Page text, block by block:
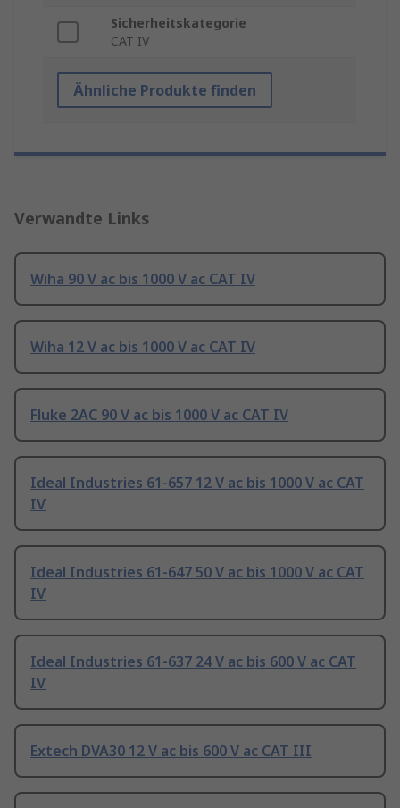
Sicherheitskategorie
CAT IV
Ähnliche Produkte finden
Verwandte Links
Wiha 90 V ac bis 1000 V ac CAT IV
Wiha 12 V ac bis 1000 V ac CAT IV
Fluke 2AC 90 V ac bis 1000 V ac CAT IV
Ideal Industries 61-657 12 V ac bis 1000 V ac CAT
IV
Ideal Industries 61-647 50 V ac bis 1000 V ac CAT
IV
Ideal Industries 61-637 24 V ac bis 600 V ac CAT
IV
Extech DVA30 12 V ac bis 600 V ac CAT III